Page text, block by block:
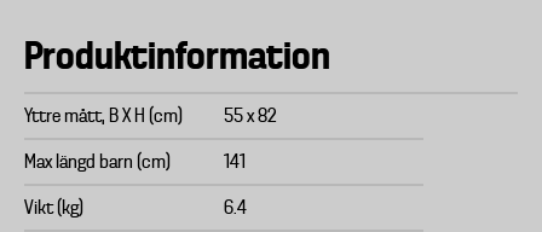
Produktinformation
Yttre mått, B X H (cm) 55 x 82
Max längd barn (cm) 141
Vikt (kg) 6.4